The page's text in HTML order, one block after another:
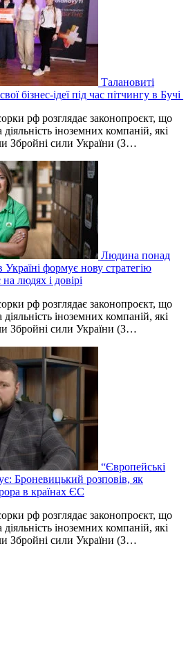
Талановиті
бізнес-ідеї під час пітчингу в Бучі
рф розглядає законопроєкт, що
іноземних компаній, які
Збройні сили України (З…
Людина понад
формує нову стратегію
людях і довірі
рф розглядає законопроєкт, що
іноземних компаній, які
Збройні сили України (З…
“Європейські
Броневицький розповів, як
в країнах ЄС
рф розглядає законопроєкт, що
іноземних компаній, які
Збройні сили України (З…